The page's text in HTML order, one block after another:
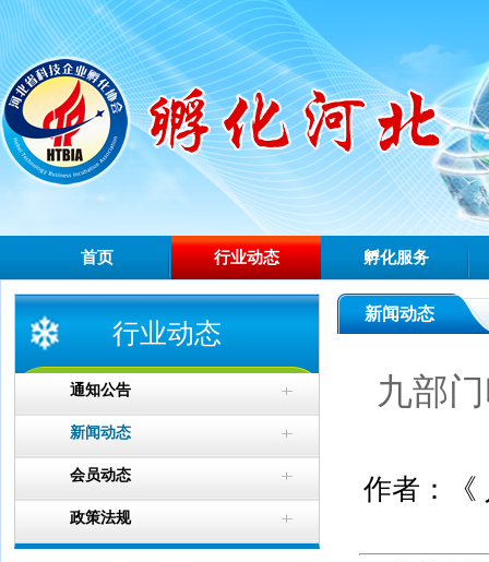
首页 行业动态 孵化服务
行业动态
通知公告
新闻动态
会员动态
政策法规
新闻动态
九部
作者：《